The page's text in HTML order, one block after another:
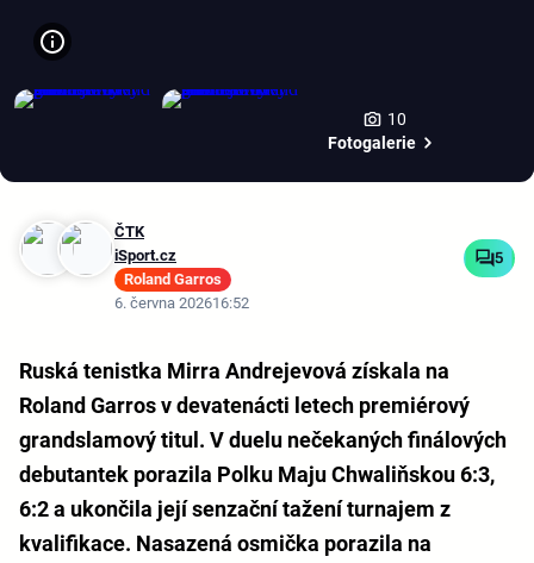
10
Fotogalerie
ČTK
iSport.cz
Roland Garros
6. června 202616:52
5
Ruská tenistka Mirra Andrejevová získala na
Roland Garros v devatenácti letech premiérový
grandslamový titul. V duelu nečekaných finálových
debutantek porazila Polku Maju Chwaliňskou 6:3,
6:2 a ukončila její senzační tažení turnajem z
kvalifikace. Nasazená osmička porazila na